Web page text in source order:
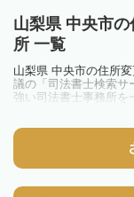
山梨県 中央市
所 一覧
山梨県 中央市の住所
議の「司法書士検索サ
強い司法書士事務所を
悩みを抱えている方